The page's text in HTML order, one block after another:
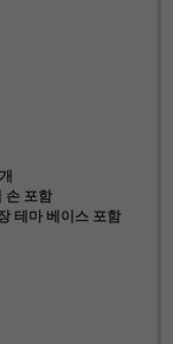
손 포함
테마 베이스 포함